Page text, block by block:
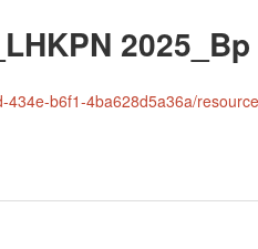
resource/35da2cfb-8884-4a2a-a0c8-